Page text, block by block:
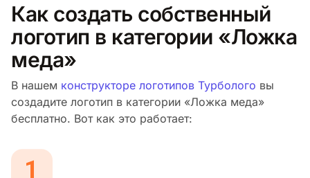
Как создать собственный
логотип в категории «Ложка
меда»
В нашем конструкторе логотипов Турболого вы
создадите логотип в категории «Ложка меда»
бесплатно. Вот как это работает: